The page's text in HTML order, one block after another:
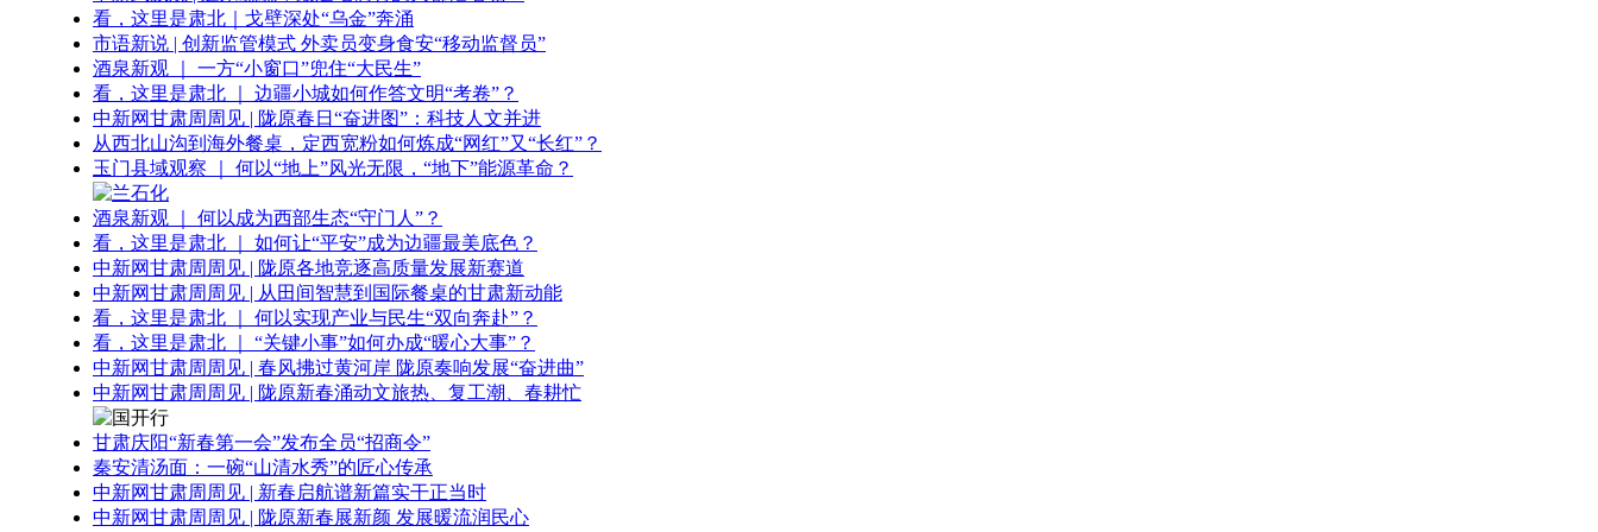
看，这里是肃北｜戈壁深处“乌金”奔涌
市语新说 | 创新监管模式 外卖员变身食安“移动监督员”
酒泉新观 ｜ 一方“小窗口”兜住“大民生”
看，这里是肃北 ｜ 边疆小城如何作答文明“考卷”？
中新网甘肃周周见 | 陇原春日“奋进图”：科技人文并进
从西北山沟到海外餐桌，定西宽粉如何炼成“网红”又“长红”？
玉门县域观察 ｜ 何以“地上”风光无限，“地下”能源革命？
酒泉新观 ｜ 何以成为西部生态“守门人”？
看，这里是肃北 ｜ 如何让“平安”成为边疆最美底色？
中新网甘肃周周见 | 陇原各地竞逐高质量发展新赛道
中新网甘肃周周见 | 从田间智慧到国际餐桌的甘肃新动能
看，这里是肃北 ｜ 何以实现产业与民生“双向奔赴”？
看，这里是肃北 ｜ “关键小事”如何办成“暖心大事”？
中新网甘肃周周见 | 春风拂过黄河岸 陇原奏响发展“奋进曲”
中新网甘肃周周见 | 陇原新春涌动文旅热、复工潮、春耕忙
甘肃庆阳“新春第一会”发布全员“招商令”
秦安清汤面：一碗“山清水秀”的匠心传承
中新网甘肃周周见 | 新春启航谱新篇实干正当时
中新网甘肃周周见 | 陇原新春展新颜 发展暖流润民心